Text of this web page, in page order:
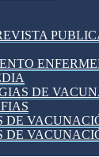
DE
DE
DE